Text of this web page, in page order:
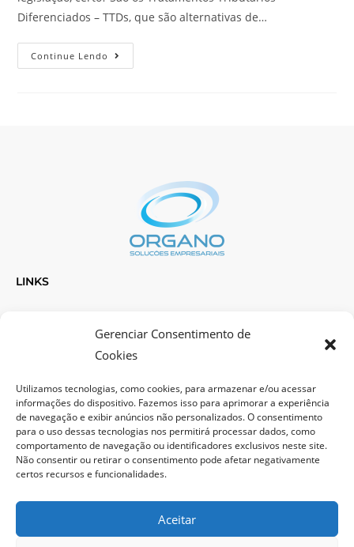
Gerenciar Consentimento de
Cookies
Utilizamos tecnologias, como cookies, para armazenar e/ou acessar
informações do dispositivo. Fazemos isso para aprimorar a experiência
de navegação e exibir anúncios não personalizados. O consentimento
para o uso dessas tecnologias nos permitirá processar dados, como
comportamento de navegação ou identificadores exclusivos neste site.
Não consentir ou retirar o consentimento pode afetar negativamente
certos recursos e funcionalidades.
Aceitar
Diferenciados – TTDs, que são alternativas de…
Continue Lendo
LINKS
Condomínio
Folha de doméstica
Política de privacidade
LOCALIZAÇÃO
R. Tijucas, 370 – Centro, Joinville – SC, 89204-020